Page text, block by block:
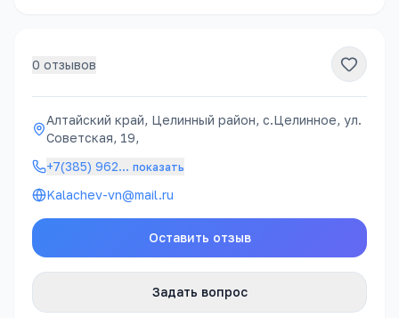
0 отзывов
Алтайский край, Целинный район, с.Целинное, ул.
Советская, 19,
+7(385) 962… показать
Kalachev-vn@mail.ru
Оставить отзыв
Задать вопрос